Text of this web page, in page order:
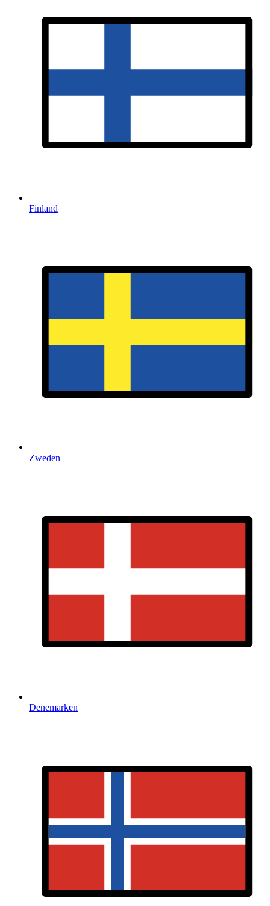
Finland
Zweden
Denemarken